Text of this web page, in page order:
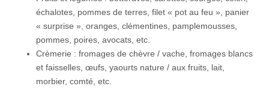
échalotes, pommes de terres, filet « pot au feu », panier
« surprise », oranges, clémentines, pamplemousses,
pommes, poires, avocats, etc.
Crèmerie : fromages de chèvre / vache, fromages blancs
et faisselles, œufs, yaourts nature / aux fruits, lait,
morbier, comté, etc.